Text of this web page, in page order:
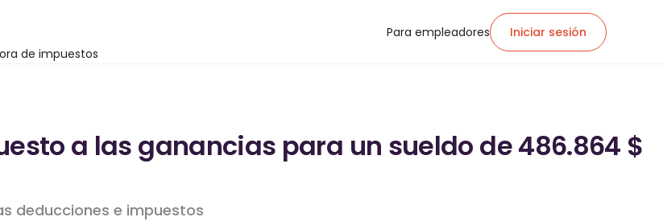
de impuestos
Para empleadores Iniciar sesión
a las ganancias para un sueldo de 486.864 $
deducciones e impuestos